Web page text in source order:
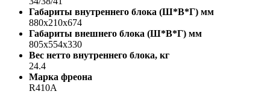
Габариты внутреннего блока (Ш*В*Г) мм
880x210x674
Габариты внешнего блока (Ш*В*Г) мм
805x554x330
Вес нетто внутреннего блока, кг
24.4
Марка фреона
R410A